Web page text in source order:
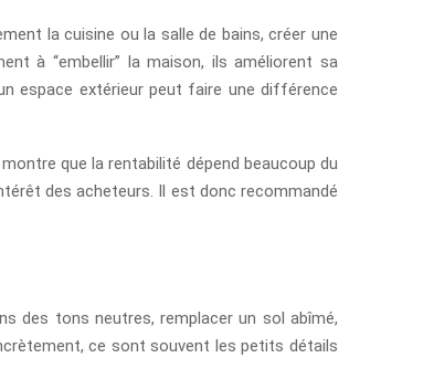
la cuisine ou la salle de bains, créer une
à “embellir” la maison, ils améliorent sa
espace extérieur peut faire une différence
que la rentabilité dépend beaucoup du
des acheteurs. Il est donc recommandé
des tons neutres, remplacer un sol abîmé,
ce sont souvent les petits détails